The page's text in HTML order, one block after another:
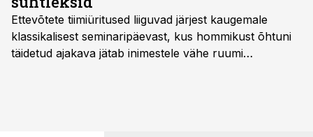
Ettevõtete tiimiüritused liiguvad järjest kaugemale
klassikalisest seminaripäevast, kus hommikust õhtuni
täidetud ajakava jätab inimestele vähe ruumi